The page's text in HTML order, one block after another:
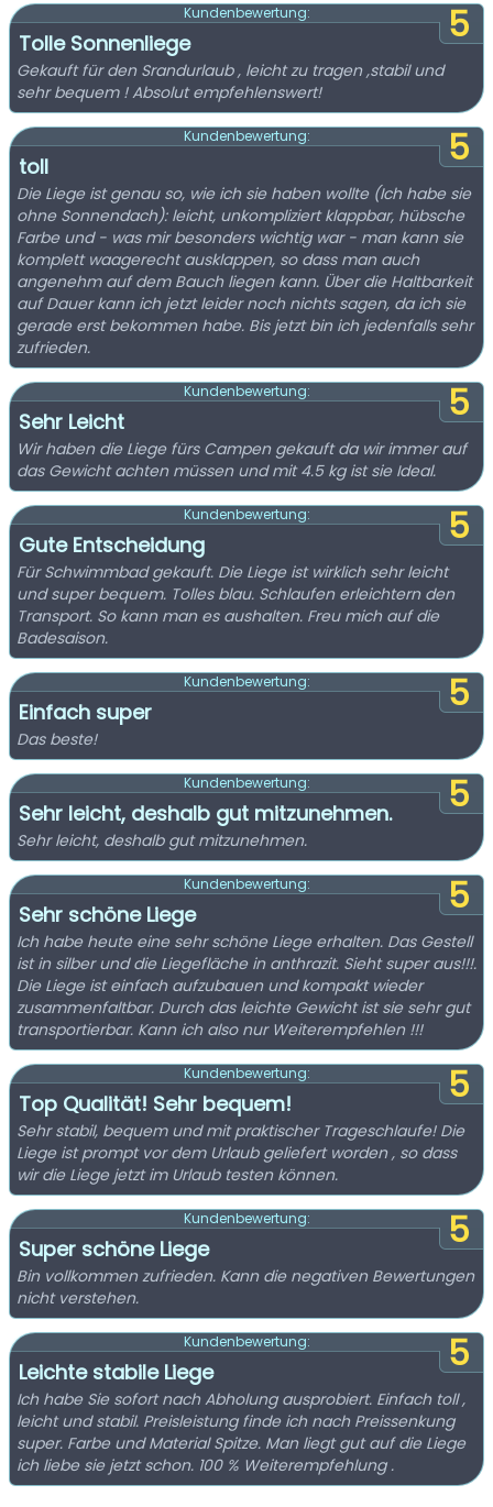
5
Kundenbewertung:
Tolle Sonnenliege
Gekauft für den Srandurlaub , leicht zu tragen ,stabil und
sehr bequem ! Absolut empfehlenswert!
5
Kundenbewertung:
toll
Die Liege ist genau so, wie ich sie haben wollte (Ich habe sie
ohne Sonnendach): leicht, unkompliziert klappbar, hübsche
Farbe und - was mir besonders wichtig war - man kann sie
komplett waagerecht ausklappen, so dass man auch
angenehm auf dem Bauch liegen kann. Über die Haltbarkeit
auf Dauer kann ich jetzt leider noch nichts sagen, da ich sie
gerade erst bekommen habe. Bis jetzt bin ich jedenfalls sehr
zufrieden.
5
Kundenbewertung:
Sehr Leicht
Wir haben die Liege fürs Campen gekauft da wir immer auf
das Gewicht achten müssen und mit 4.5 kg ist sie Ideal.
5
Kundenbewertung:
Gute Entscheidung
Für Schwimmbad gekauft. Die Liege ist wirklich sehr leicht
und super bequem. Tolles blau. Schlaufen erleichtern den
Transport. So kann man es aushalten. Freu mich auf die
Badesaison.
5
Kundenbewertung:
Einfach super
Das beste!
5
Kundenbewertung:
Sehr leicht, deshalb gut mitzunehmen.
Sehr leicht, deshalb gut mitzunehmen.
5
Kundenbewertung:
Sehr schöne Liege
Ich habe heute eine sehr schöne Liege erhalten. Das Gestell
ist in silber und die Liegefläche in anthrazit. Sieht super aus!!!.
Die Liege ist einfach aufzubauen und kompakt wieder
zusammenfaltbar. Durch das leichte Gewicht ist sie sehr gut
transportierbar. Kann ich also nur Weiterempfehlen !!!
5
Kundenbewertung:
Top Qualität! Sehr bequem!
Sehr stabil, bequem und mit praktischer Trageschlaufe! Die
Liege ist prompt vor dem Urlaub geliefert worden , so dass
wir die Liege jetzt im Urlaub testen können.
5
Kundenbewertung:
Super schöne Liege
Bin vollkommen zufrieden. Kann die negativen Bewertungen
nicht verstehen.
5
Kundenbewertung:
Leichte stabile Liege
Ich habe Sie sofort nach Abholung ausprobiert. Einfach toll ,
leicht und stabil. Preisleistung finde ich nach Preissenkung
super. Farbe und Material Spitze. Man liegt gut auf die Liege
ich liebe sie jetzt schon. 100 % Weiterempfehlung .